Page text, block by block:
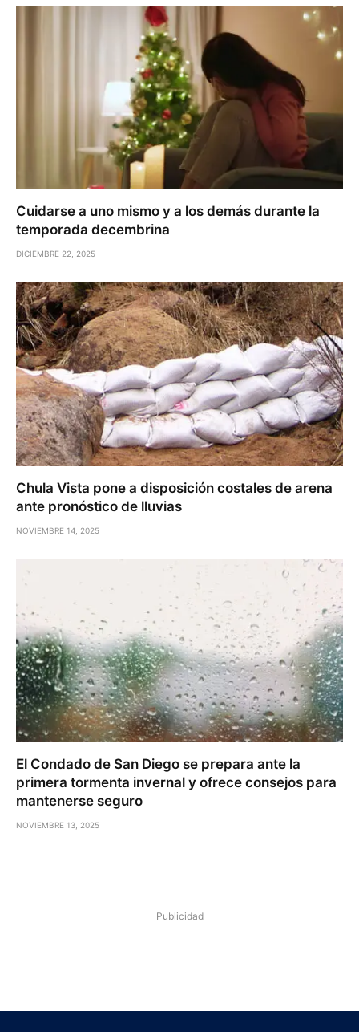
Cuidarse a uno mismo y a los demás durante la
temporada decembrina
DICIEMBRE 22, 2025
Chula Vista pone a disposición costales de arena
ante pronóstico de lluvias
NOVIEMBRE 14, 2025
El Condado de San Diego se prepara ante la
primera tormenta invernal y ofrece consejos para
mantenerse seguro
NOVIEMBRE 13, 2025
Publicidad